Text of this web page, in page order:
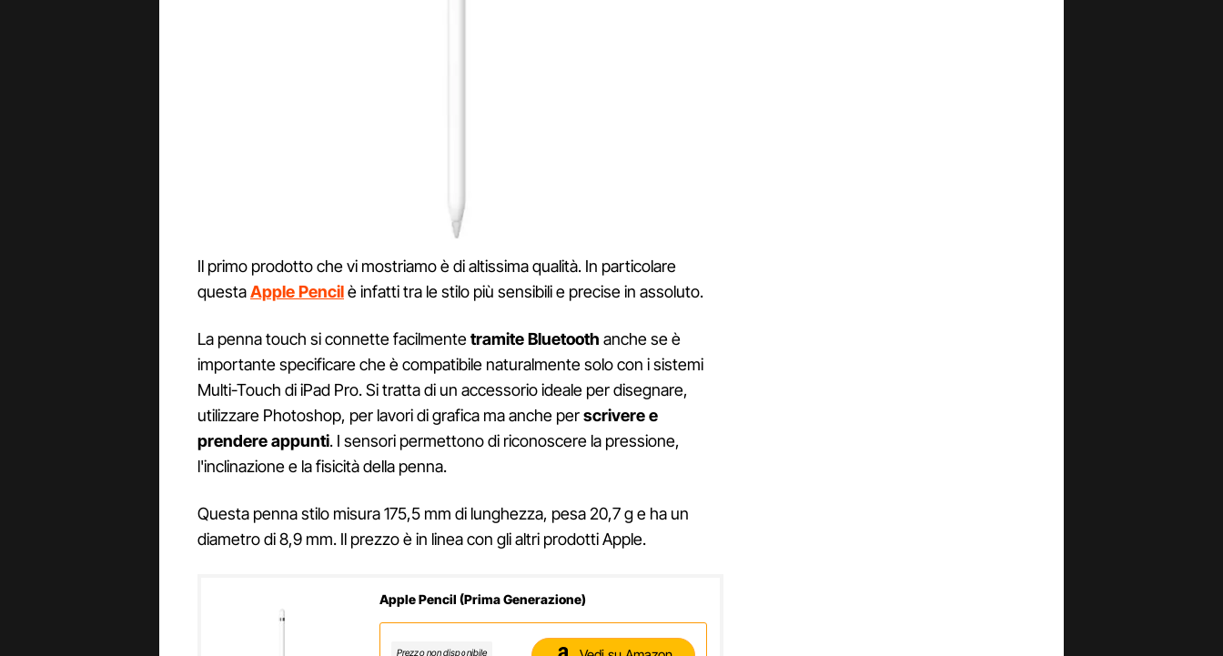
Il primo prodotto che vi mostriamo è di altissima qualità. In particolare
questaApple Pencilè infatti tra le stilo più sensibili e precise in assoluto.
La penna touch si connette facilmentetramite Bluetooth anche se è
importante specificare che è compatibile naturalmente solo con i sistemi
Multi-Touch di iPad Pro. Si tratta di un accessorio ideale per disegnare,
utilizzare Photoshop, per lavori di grafica ma anche perscrivere e
prendere appunti. I sensori permettono di riconoscere la pressione,
l'inclinazione e la fisicità della penna.
Questa penna stilo misura 175,5 mm di lunghezza, pesa 20,7 g e ha un
diametro di 8,9 mm. Il prezzo è in linea con gli altri prodotti Apple.
Apple Pencil (Prima Generazione)
Prezzo non disponibile